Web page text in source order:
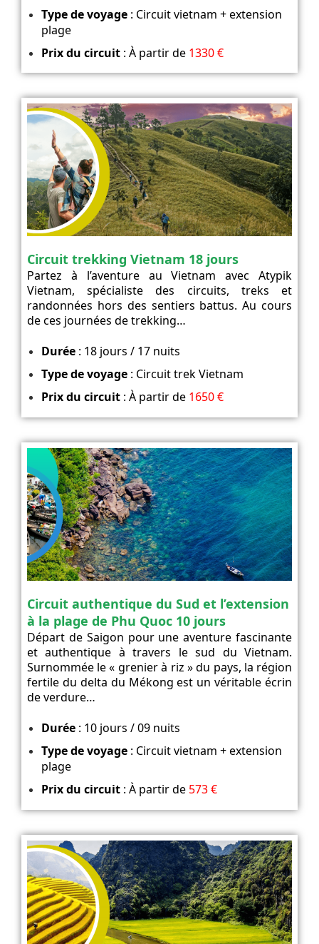
Type de voyage: Circuit vietnam + extension
plage
Prix du circuit: À partir de1330 €
Circuit trekking Vietnam 18 jours
Partez à l’aventure au Vietnam avec Atypik
Vietnam, spécialiste des circuits, treks et
randonnées hors des sentiers battus. Au cours
de ces journées de trekking…
Durée: 18 jours / 17 nuits
Type de voyage: Circuit trek Vietnam
Prix du circuit: À partir de1650 €
Circuit authentique du Sud et l’extension
à la plage de Phu Quoc 10 jours
Départ de Saigon pour une aventure fascinante
et authentique à travers le sud du Vietnam.
Surnommée le « grenier à riz » du pays, la région
fertile du delta du Mékong est un véritable écrin
de verdure…
Durée: 10 jours / 09 nuits
Type de voyage: Circuit vietnam + extension
plage
Prix du circuit: À partir de573 €